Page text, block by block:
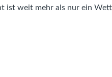
ist weit mehr als nur ein